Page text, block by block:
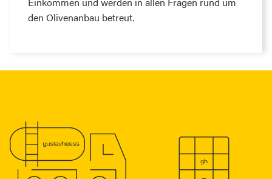
den Olivenanbau betreut.